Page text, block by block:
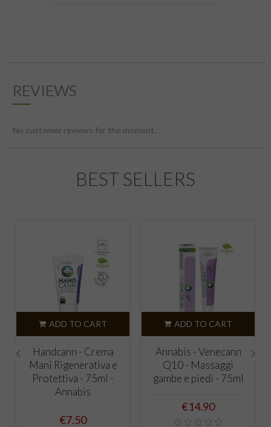
REVIEWS
No customer reviews for the moment.
BEST SELLERS
ADD TO CART
Handcann - Crema
Mani Rigenerativa e
Protettiva - 75ml -
Annabis
Price
€7.50
ADD TO CART
Annabis - Venecann
Q10 - Massaggi
gambe e piedi - 75ml
Price
€14.90